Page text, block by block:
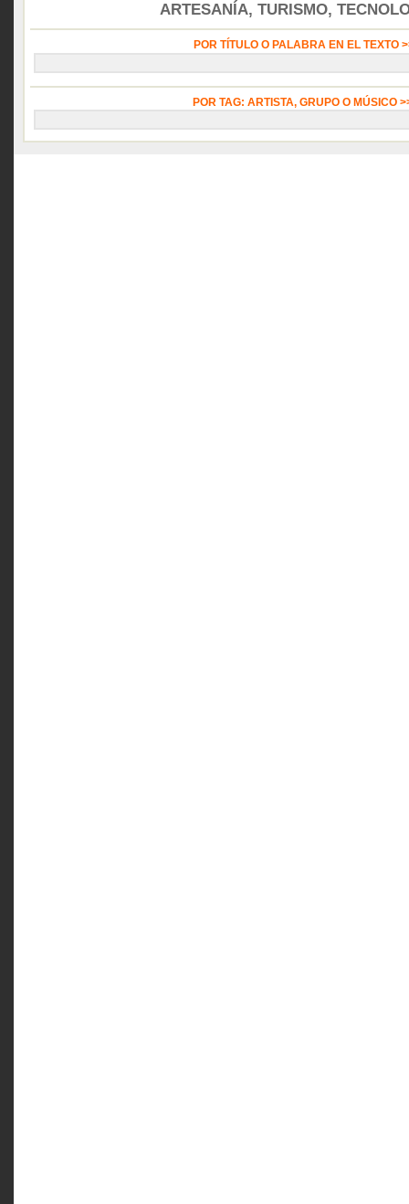
ARTESANÍA, TURISMO,
POR TÍTULO O PALABRA EN EL TEXTO
POR TAG: ARTISTA, GRUPO O MÚSICO